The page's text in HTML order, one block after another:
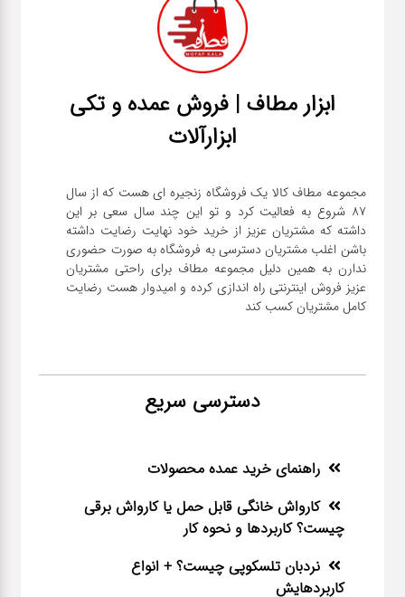
ابزار مطاف | فروش عمده و تکی
ابزارآلات
مجموعه مطاف کالا یک فروشگاه زنجیره ای هست که از سال
۸۷ شروع به فعالیت کرد و تو این چند سال سعی بر این
داشته که مشتریان عزیز از خرید خود نهایت رضایت داشته
باشن اغلب مشتریان دسترسی به فروشگاه به صورت حضوری
ندارن به همین دلیل مجموعه مطاف برای راحتی مشتریان
عزیز فروش اینترنتی راه اندازی کرده و امیدوار هست رضایت
کامل مشتریان کسب کند
دسترسی سریع
راهنمای خرید عمده محصولات
کارواش خانگی قابل حمل یا کارواش برقی
چیست؟ کاربردها و نحوه کار
نردبان تلسکوپی چیست؟ + انواع
کاربردهایش